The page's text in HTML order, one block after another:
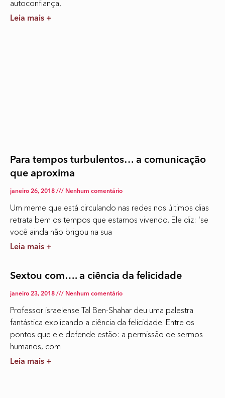
autoconfiança,
Leia mais +
Para tempos turbulentos… a comunicação
que aproxima
janeiro 26, 2018 Nenhum comentário
Um meme que está circulando nas redes nos últimos dias
retrata bem os tempos que estamos vivendo. Ele diz: ‘se
você ainda não brigou na sua
Leia mais +
Sextou com…. a ciência da felicidade
janeiro 23, 2018 Nenhum comentário
Professor israelense Tal Ben-Shahar deu uma palestra
fantástica explicando a ciência da felicidade. Entre os
pontos que ele defende estão: a permissão de sermos
humanos, com
Leia mais +